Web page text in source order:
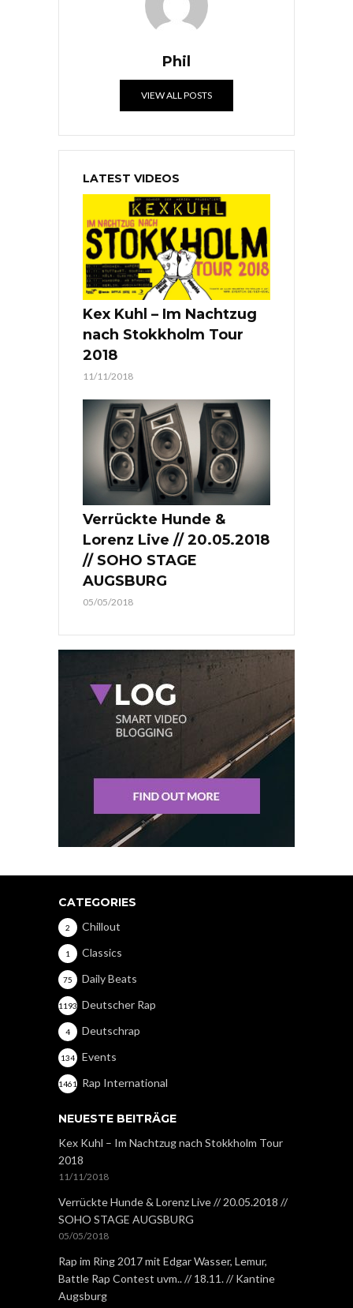
Phil
VIEW ALL POSTS
LATEST VIDEOS
Kex Kuhl – Im Nachtzug
nach Stokkholm Tour
2018
11/11/2018
Verrückte Hunde &
Lorenz Live // 20.05.2018
// SOHO STAGE
AUGSBURG
05/05/2018
CATEGORIES
Chillout
2
Classics
1
Daily Beats
75
Deutscher Rap
1193
Deutschrap
4
Events
134
Rap International
1461
NEUESTE BEITRÄGE
Kex Kuhl – Im Nachtzug nach Stokkholm Tour
2018
11/11/2018
Verrückte Hunde & Lorenz Live // 20.05.2018 //
SOHO STAGE AUGSBURG
05/05/2018
Rap im Ring 2017 mit Edgar Wasser, Lemur,
Battle Rap Contest uvm.. // 18.11. // Kantine
Augsburg